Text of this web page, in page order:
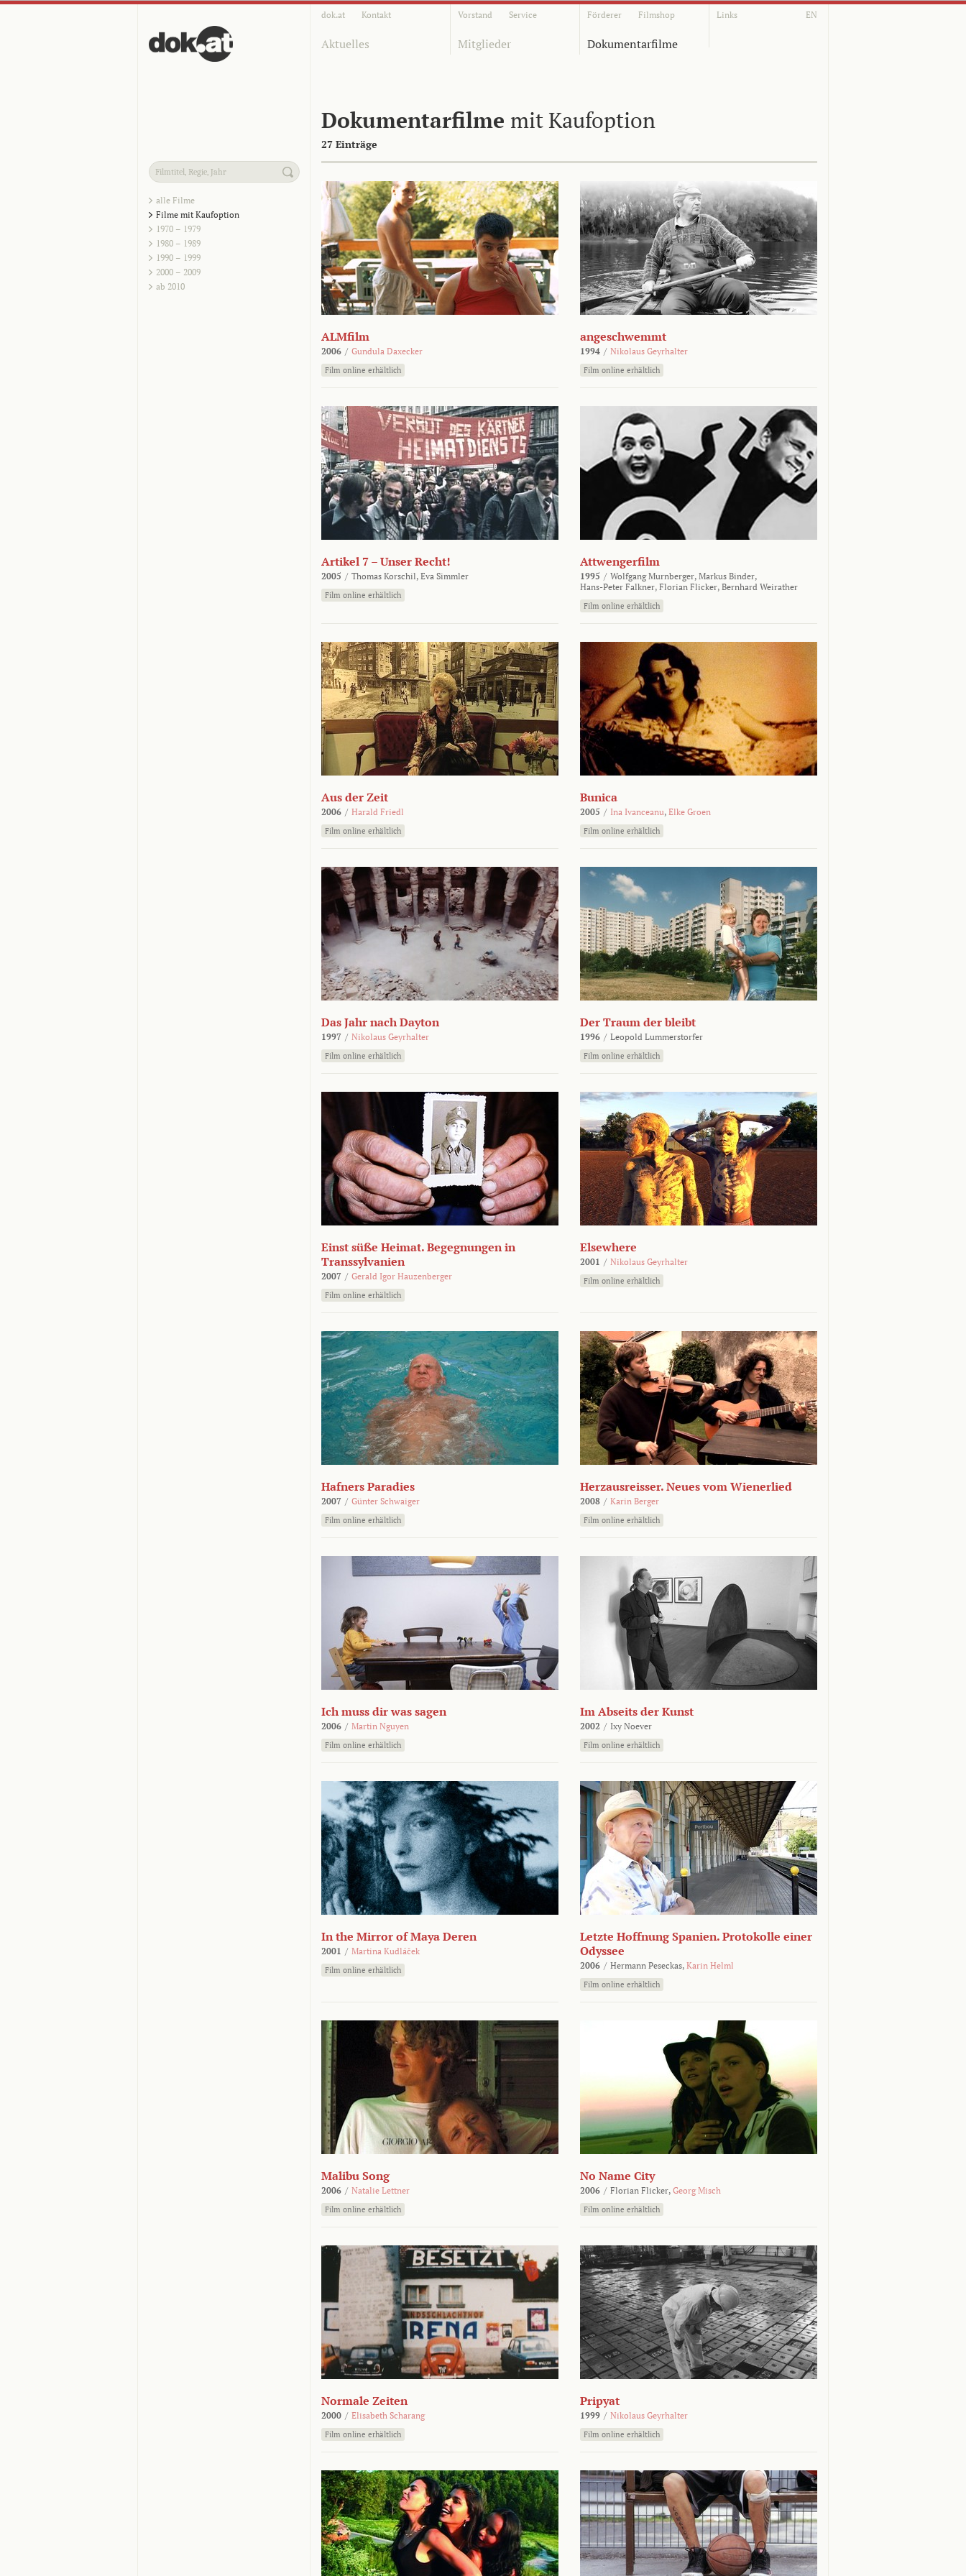
dok.at Kontakt Vorstand Service Förderer Filmshop Links EN
Aktuelles Mitglieder Dokumentarfilme
Dokumentarfilme mit Kaufoption
27 Einträge
alle Filme
Filme mit Kaufoption
1970 – 1979
1980 – 1989
1990 – 1999
2000 – 2009
ab 2010
ALMfilm
2006 / Gundula Daxecker
Film online erhältlich
angeschwemmt
1994 / Nikolaus Geyrhalter
Film online erhältlich
Artikel 7 – Unser Recht!
2005 / Thomas Korschil, Eva Simmler
Film online erhältlich
Attwengerfilm
1995 / Wolfgang Murnberger, Markus Binder,
Hans-Peter Falkner, Florian Flicker, Bernhard Weirather
Film online erhältlich
Aus der Zeit
2006 / Harald Friedl
Film online erhältlich
Bunica
2005 / Ina Ivanceanu, Elke Groen
Film online erhältlich
Das Jahr nach Dayton
1997 / Nikolaus Geyrhalter
Film online erhältlich
Der Traum der bleibt
1996 / Leopold Lummerstorfer
Film online erhältlich
Einst süße Heimat. Begegnungen in
Transsylvanien
2007 / Gerald Igor Hauzenberger
Film online erhältlich
Elsewhere
2001 / Nikolaus Geyrhalter
Film online erhältlich
Hafners Paradies
2007 / Günter Schwaiger
Film online erhältlich
Herzausreisser. Neues vom Wienerlied
2008 / Karin Berger
Film online erhältlich
Ich muss dir was sagen
2006 / Martin Nguyen
Film online erhältlich
Im Abseits der Kunst
2002 / Ixy Noever
Film online erhältlich
In the Mirror of Maya Deren
2001 / Martina Kudláček
Film online erhältlich
Letzte Hoffnung Spanien. Protokolle einer
Odyssee
2006 / Hermann Peseckas, Karin Helml
Film online erhältlich
Malibu Song
2006 / Natalie Lettner
Film online erhältlich
No Name City
2006 / Florian Flicker, Georg Misch
Film online erhältlich
Normale Zeiten
2000 / Elisabeth Scharang
Film online erhältlich
Pripyat
1999 / Nikolaus Geyrhalter
Film online erhältlich